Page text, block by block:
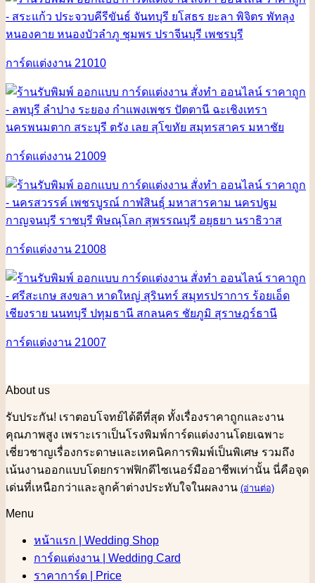
การ์ดแต่งงาน 21010
การ์ดแต่งงาน 21009
การ์ดแต่งงาน 21008
การ์ดแต่งงาน 21007
About us
รับประกัน! เราตอบโจทย์ได้ดีที่สุด ทั้งเรื่องราคาถูกและงาน
คุณภาพสูง เพราะเราเป็นโรงพิมพ์การ์ดแต่งงานโดยเฉพาะ
เชี่ยวชาญเรื่องกระดาษและเทคนิคการพิมพ์เป็นพิเศษ รวมถึง
เน้นงานออกแบบโดยกราฟฟิกดีไซเนอร์มืออาชีพเท่านั้น นี่คือจุด
เด่นที่เหนือกว่าและลูกค้าต่างประทับใจในผลงาน (อ่านต่อ)
Menu
หน้าแรก | Wedding Shop
การ์ดแต่งงาน | Wedding Card
ราคาการ์ด | Price